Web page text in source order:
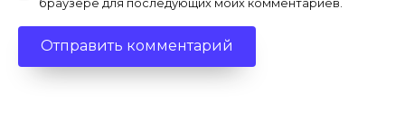
браузере для последующих моих комментариев.